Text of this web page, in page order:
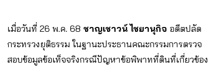
เมื่อวันที่ 26 พ.ค. 68 ชาญเชาวน์ ไชยานุกิจ อดีตปลัด
กระทรวงยุติธรรม ในฐานะประธานคณะกรรมการตรวจ
สอบข้อมูลข้อเท็จจริงกรณีปัญหาข้อพิพาทที่ดินที่เกี่ยวข้อง